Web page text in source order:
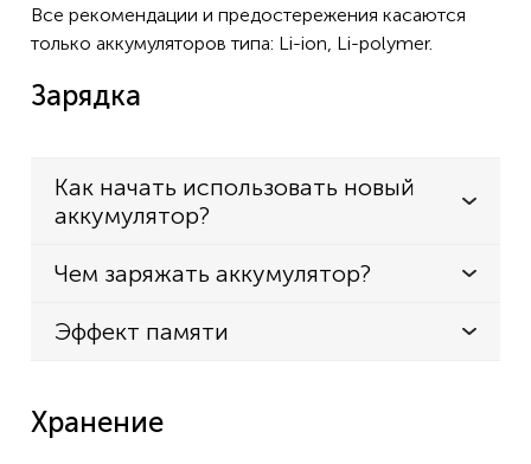
Все рекомендации и предостережения касаются
только аккумуляторов типа: Li-ion, Li-polymer.
Зарядка
Как начать использовать новый
аккумулятор?
Чем заряжать аккумулятор?
Эффект памяти
Хранение